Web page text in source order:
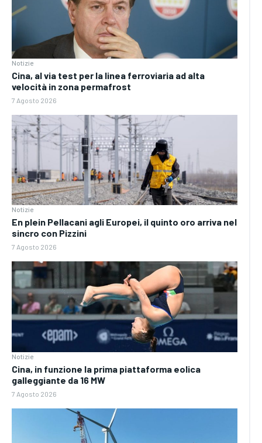
Notizie
Cina, al via test per la linea ferroviaria ad alta
velocità in zona permafrost
7 Agosto 2026
Notizie
En plein Pellacani agli Europei, il quinto oro arriva nel
sincro con Pizzini
7 Agosto 2026
Notizie
Cina, in funzione la prima piattaforma eolica
galleggiante da 16 MW
7 Agosto 2026